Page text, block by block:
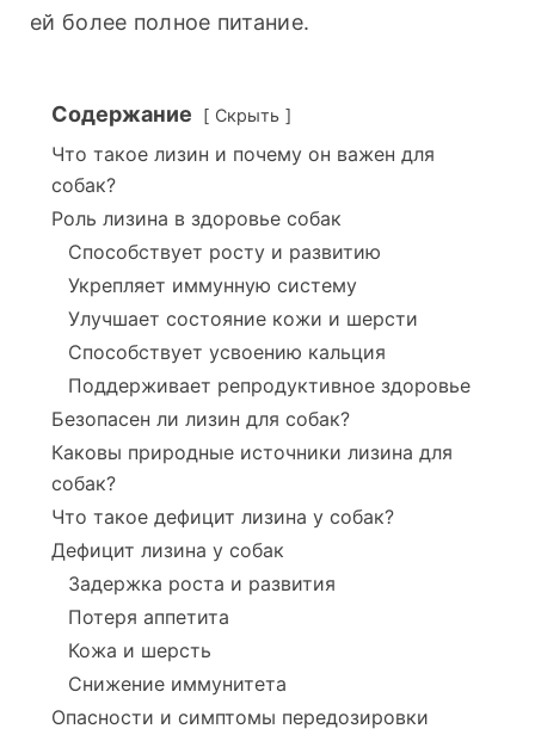
ей более полное питание.
Содержание Скрыть
Что такое лизин и почему он важен для
собак?
Роль лизина в здоровье собак
Способствует росту и развитию
Укрепляет иммунную систему
Улучшает состояние кожи и шерсти
Способствует усвоению кальция
Поддерживает репродуктивное здоровье
Безопасен ли лизин для собак?
Каковы природные источники лизина для
собак?
Что такое дефицит лизина у собак?
Дефицит лизина у собак
Задержка роста и развития
Потеря аппетита
Кожа и шерсть
Снижение иммунитета
Опасности и симптомы передозировки